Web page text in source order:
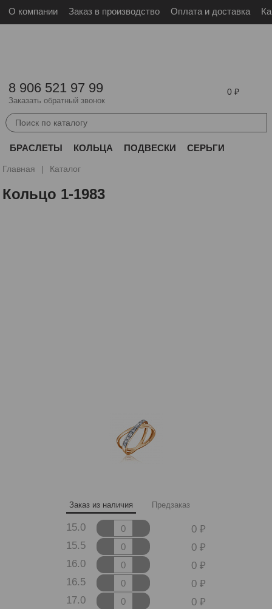
О компании Заказ в производство Оплата и доставка
0
8 906 521 97 99
Заказать обратный звонок
БРАСЛЕТЫ КОЛЬЦА ПОДВЕСКИ
СЕРЬГИ
ДРУГОЕ
Главная Каталог
Кольцо 1-1983
Заказ из наличия Предзаказ
15.0
0
15.5
0
16.0
0
16.5
0
17.0
0